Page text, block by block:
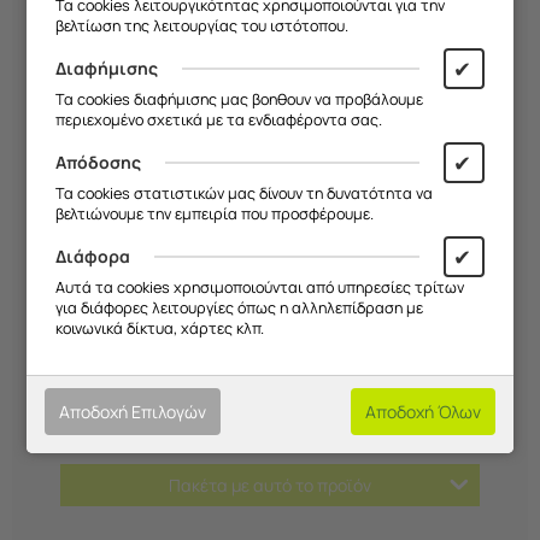
Επισκέψου μας στοκατάστημα Frogs, Ανδρέα
Παπανδρέου 75, Χαλάνδρι, για να δεις από κοντά τη
συλλογή και να δημιουργήσεις κάτι μοναδικό για το
κινητό σου.
Χαρακτηριστικά
Αποστολές
Πακέτα με αυτό το προϊόν
Τα cookies λειτουργικότητας χρησιμοποιούνται για την
βελτίωση της λειτουργίας του ιστότοπου.
Διαφήμισης ✔
Τα cookies διαφήμισης μας βοηθουν να προβάλουμε
περιεχομένο σχετικά με τα ενδιαφέροντα σας.
Απόδοσης ✔
Τα cookies στατιστικών μας δίνουν τη δυνατότητα να
βελτιώνουμε την εμπειρία που προσφέρουμε.
Διάφορα ✔
Αυτά τα cookies χρησιμοποιούνται από υπηρεσίες τρίτων
για διάφορες λειτουργίες όπως η αλληλεπίδραση με
κοινωνικά δίκτυα, χάρτες κλπ.
Αποδοχή Επιλογών Αποδοχή Όλων